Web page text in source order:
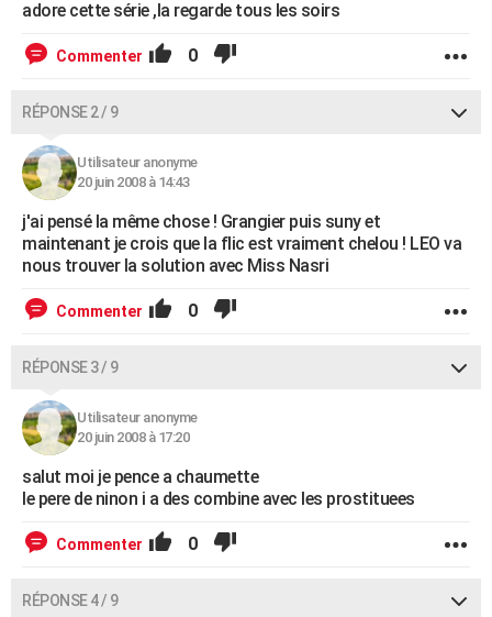
adore cette série ,la regarde tous les soirs
Commenter 0
RÉPONSE 2 / 9
Utilisateur anonyme
20 juin 2008 à 14:43
j'ai pensé la même chose ! Grangier puis suny et
maintenant je crois que la flic est vraiment chelou ! LEO va
nous trouver la solution avec Miss Nasri
Commenter 0
RÉPONSE 3 / 9
Utilisateur anonyme
20 juin 2008 à 17:20
salut moi je pence a chaumette
le pere de ninon i a des combine avec les prostituees
Commenter 0
RÉPONSE 4 / 9